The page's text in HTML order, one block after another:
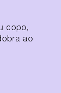
copo,
ao